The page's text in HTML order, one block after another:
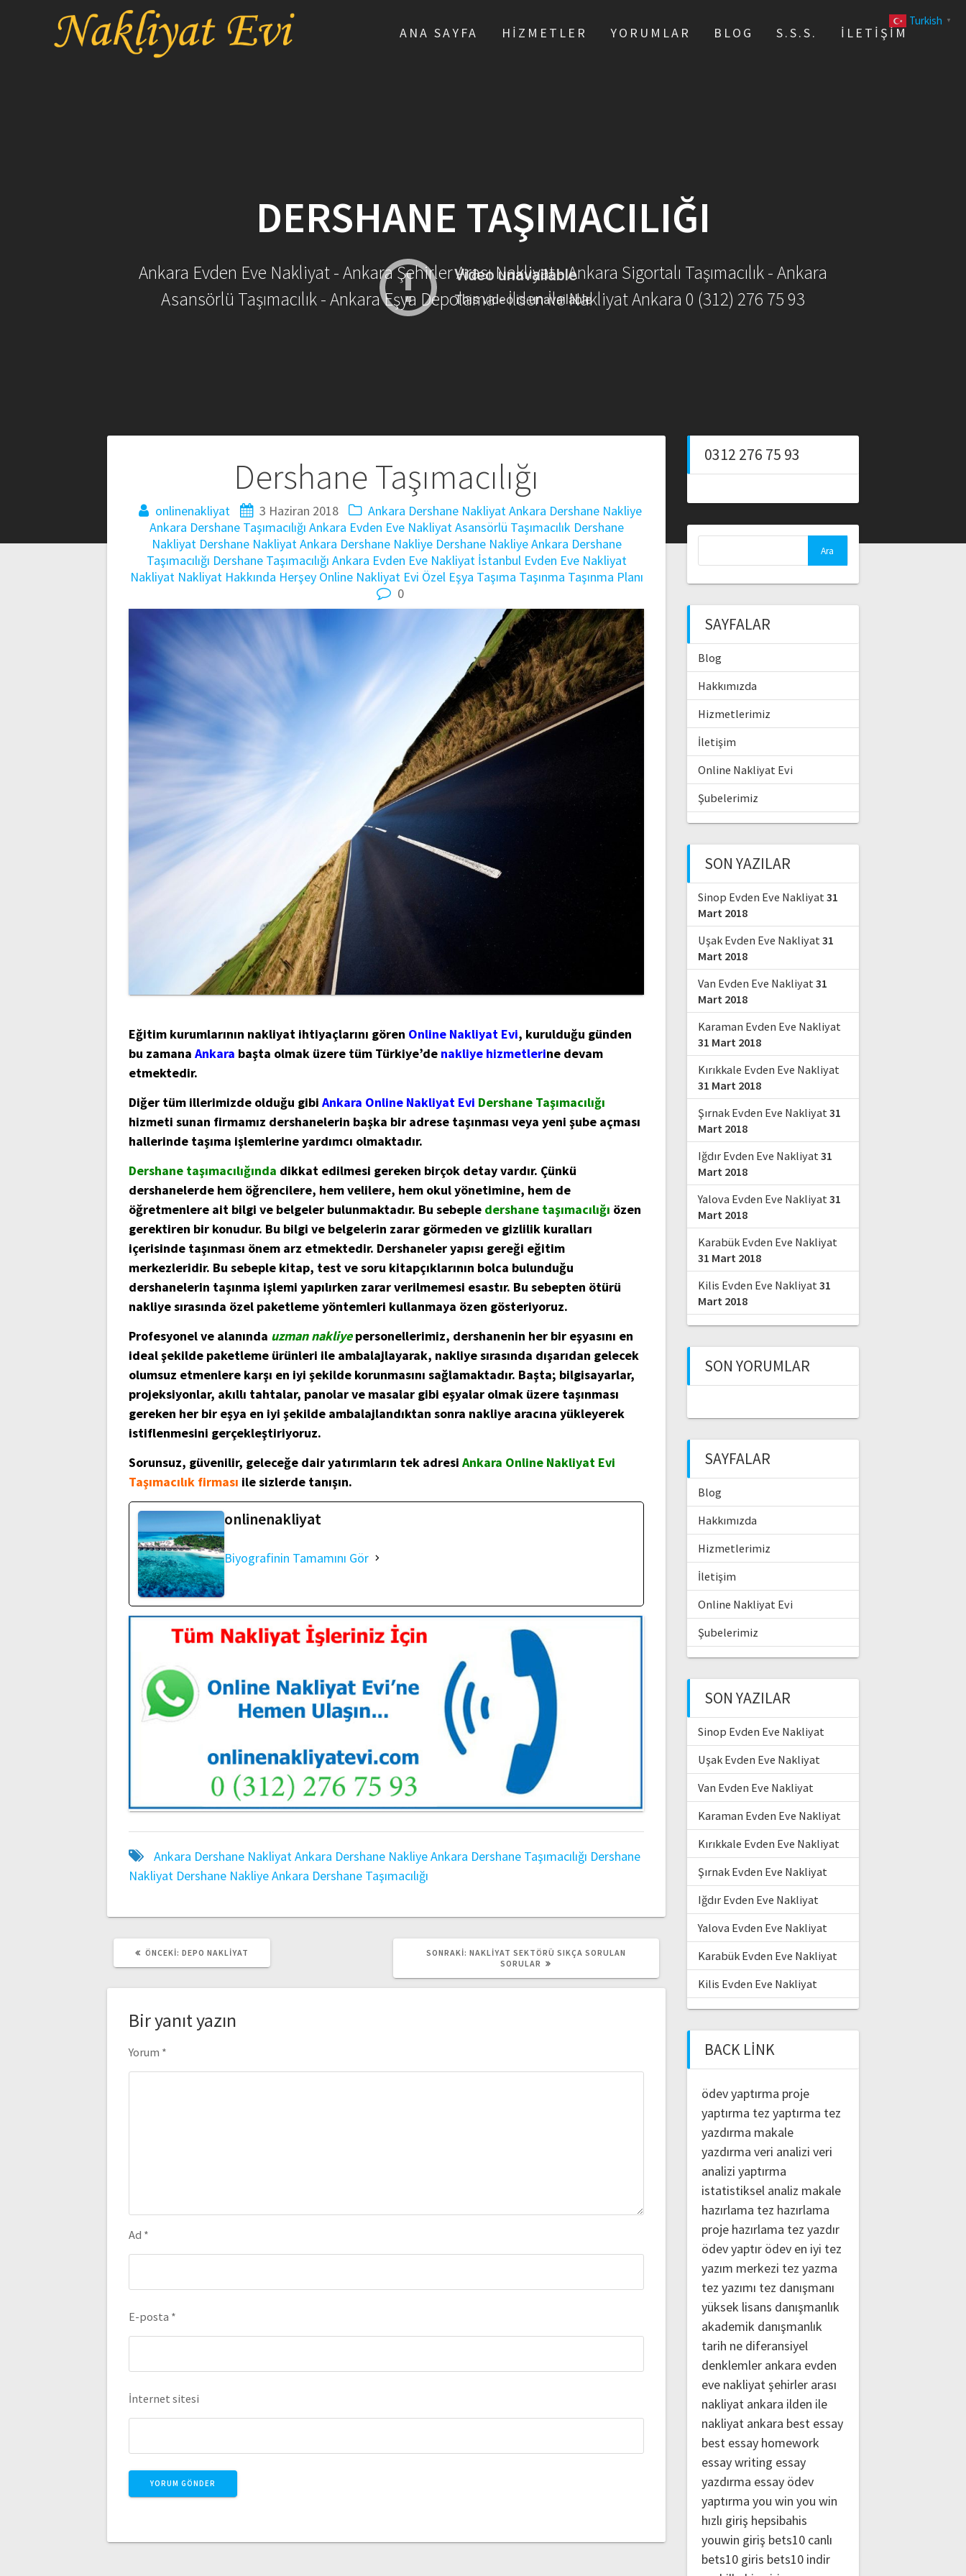
ANA SAYFA HIZMETLER YORUMLAR BLOG S.S.S. İLETIŞIM
DERSHANE TAŞIMACILIĞI
Ankara Evden Eve Nakliyat - Ankara Şehirler Arası Nakliyat - Ankara Sigortalı Taşımacılık - Ankara
Asansörlü Taşımacılık - Ankara Eşya Depolama - İlden İle Nakliyat Ankara 0 (312) 276 75 93
Dershane Taşımacılığı
onlinenakliyat 3 Haziran 2018 Ankara Dershane NakliyatAnkara Dershane Nakliye
Ankara Dershane Taşımacılığı Ankara Evden Eve NakliyatAsansörlü Taşımacılık Dershane
Nakliyat Dershane Nakliyat Ankara Dershane Nakliye Dershane Nakliye Ankara Dershane
Taşımacılığı Dershane Taşımacılığı Ankara Evden Eve Nakliyat İstanbul Evden Eve Nakliyat
Nakliyat Nakliyat Hakkında Herşey Online Nakliyat Evi Özel Eşya Taşıma Taşınma Taşınma Planı
0
Eğitim kurumlarının nakliyat ihtiyaçlarını gören Online Nakliyat Evi, kurulduğu günden
bu zamanaAnkara başta olmak üzere tüm Türkiye’de nakliye hizmetlerine devam
etmektedir.
Diğer tüm illerimizde olduğu gibiAnkara Online Nakliyat Evi Dershane Taşımacılığı
hizmeti sunan firmamız dershanelerin başka bir adrese taşınması veya yeni şube açması
hallerinde taşıma işlemlerine yardımcı olmaktadır.
Dershane taşımacılığında dikkat edilmesi gereken birçok detay vardır. Çünkü
dershanelerde hem öğrencilere, hem velilere, hem okul yönetimine, hem de
öğretmenlere ait bilgi ve belgeler bulunmaktadır. Bu sebeple dershane taşımacılığı özen
gerektiren bir konudur. Bu bilgi ve belgelerin zarar görmeden ve gizlilik kuralları
içerisinde taşınması önem arz etmektedir. Dershaneler yapısı gereği eğitim
merkezleridir. Bu sebeple kitap, test ve soru kitapçıklarının bolca bulunduğu
dershanelerin taşınma işlemi yapılırken zarar verilmemesi esastır. Bu sebepten ötürü
nakliye sırasında özel paketleme yöntemleri kullanmaya özen gösteriyoruz.
Profesyonel ve alanında uzman nakliyepersonellerimiz, dershanenin her bir eşyasını en
ideal şekilde paketleme ürünleri ile ambalajlayarak, nakliye sırasında dışarıdan gelecek
olumsuz etmenlere karşı en iyi şekilde korunmasını sağlamaktadır. Başta; bilgisayarlar,
projeksiyonlar, akıllı tahtalar, panolar ve masalar gibi eşyalar olmak üzere taşınması
gereken her bir eşya en iyi şekilde ambalajlandıktan sonra nakliye aracına yükleyerek
istiflenmesini gerçekleştiriyoruz.
Sorunsuz, güvenilir, geleceğe dair yatırımların tek adresi Ankara Online Nakliyat Evi
Taşımacılık firması ile sizlerde tanışın.
onlinenakliyat
Biyografinin Tamamını Gör
Ankara Dershane NakliyatAnkara Dershane NakliyeAnkara Dershane Taşımacılığı Dershane
Nakliyat Dershane Nakliye Ankara Dershane Taşımacılığı
gezinmesi
ÖNCEKI: ÖNCEKI
DEPO NAKLIYAT SONRAKI: SONRAKI
NAKLIYAT SEKTÖRÜ SIKÇA SORULAN
SORULAR
Bir yanıt yazın
Yorum *
Ad *
E-posta *
İnternet sitesi
0312 276 75 93
SAYFALAR
Blog
Hakkımızda
Hizmetlerimiz
İletişim
Online Nakliyat Evi
Şubelerimiz
SON YAZILAR
Sinop Evden Eve Nakliyat31
Mart 2018
Uşak Evden Eve Nakliyat31
Mart 2018
Van Evden Eve Nakliyat31
Mart 2018
Karaman Evden Eve Nakliyat
31 Mart 2018
Kırıkkale Evden Eve Nakliyat
31 Mart 2018
Şırnak Evden Eve Nakliyat31
Mart 2018
Iğdır Evden Eve Nakliyat31
Mart 2018
Yalova Evden Eve Nakliyat31
Mart 2018
Karabük Evden Eve Nakliyat
31 Mart 2018
Kilis Evden Eve Nakliyat31
Mart 2018
SON YORUMLAR
SAYFALAR
Blog
Hakkımızda
Hizmetlerimiz
İletişim
Online Nakliyat Evi
Şubelerimiz
SON YAZILAR
Sinop Evden Eve Nakliyat
Uşak Evden Eve Nakliyat
Van Evden Eve Nakliyat
Karaman Evden Eve Nakliyat
Kırıkkale Evden Eve Nakliyat
Şırnak Evden Eve Nakliyat
Iğdır Evden Eve Nakliyat
Yalova Evden Eve Nakliyat
Karabük Evden Eve Nakliyat
Kilis Evden Eve Nakliyat
BACK LINK
ödev yaptırma proje
yaptırma tez yaptırma tez
yazdırma makale
yazdırma veri analizi veri
analizi yaptırma
istatistiksel analiz makale
hazırlama tez hazırlama
proje hazırlama tez yazdır
ödev yaptır ödev en iyi tez
yazım merkezi tez yazma
tez yazımı tez danışmanı
yüksek lisans danışmanlık
akademik danışmanlık
tarih ne diferansiyel
denklemler ankara evden
eve nakliyatşehirler arası
nakliyat ankara ilden ile
nakliyat ankara best essay
best essay homework
essay writing essay
yazdırma essay ödev
yaptırma you win you win
hızlı giriş hepsibahis
youwin giriş bets10 canlı
bets10 giris bets10 indir
Turkish ▼